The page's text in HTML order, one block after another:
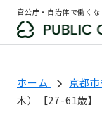
官公庁・自治体で働く
ホーム 京都
木）【27-61歳】